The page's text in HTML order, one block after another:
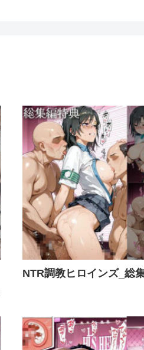
NTR調教ヒロインズ_総